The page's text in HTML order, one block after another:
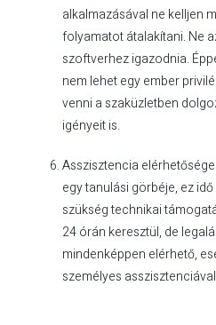
alkalmazásával ne kelljen
folyamatot átalakítani. Ne
szoftverhez igazodnia.
nem lehet egy ember
venni a szaküzletben
igényeit is.
Asszisztencia
egy tanulási görbéje, ez
szükség technikai
24 órán keresztül, de
mindenképpen elérhető,
személyes